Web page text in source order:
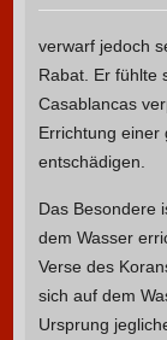
verwarf jedoch
Rabat. Er fühlte
Casablancas
Errichtung einer
entschädigen.
Das Besondere
dem Wasser
Verse des
sich auf dem
Ursprung